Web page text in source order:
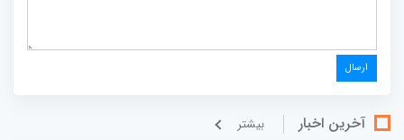
آخرین اخبار بيشتر